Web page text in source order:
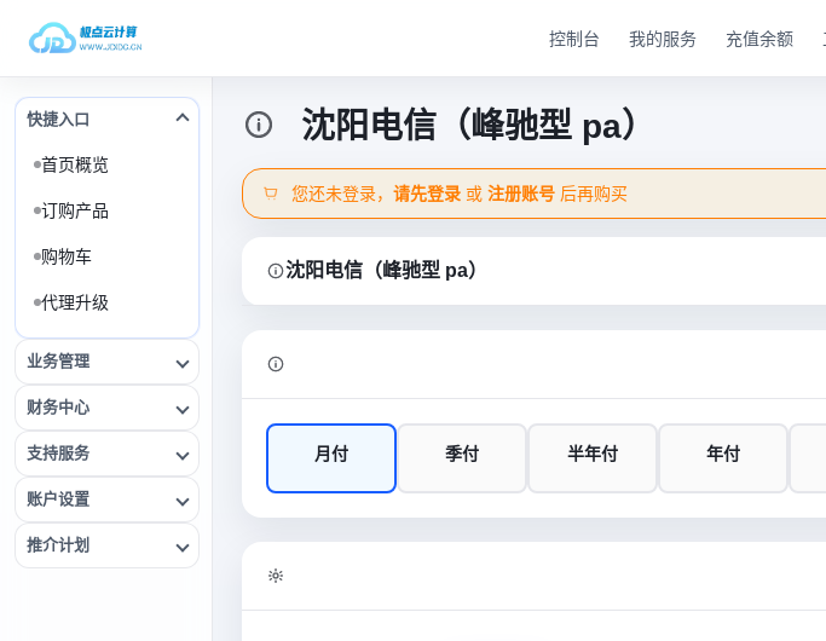
控制台 我的服务 充值余额
快捷入口
首页概览
订购产品
购物车
代理升级
业务管理
财务中心
支持服务
账户设置
推介计划
沈阳电信（峰驰型 pa）
您还未登录，请先登录 或注册账号 后再购买
沈阳电信（峰驰型 pa）
月付 季付 半年付 年付